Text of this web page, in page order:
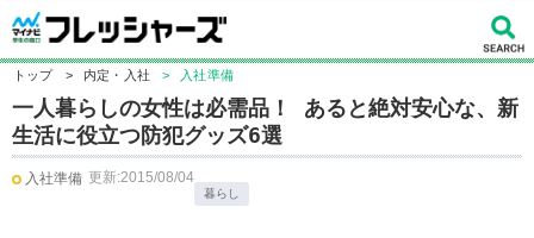
トップ > 内定・入社 > 入社準備
一人暮らしの女性は必需品！ あると絶対安心な、新
生活に役立つ防犯グッズ6選
入社準備 更新:2015/08/04
暮らし